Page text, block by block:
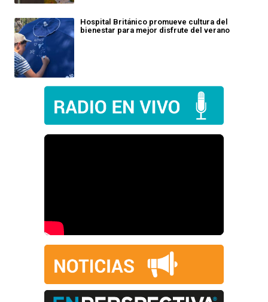
Hospital Británico promueve cultura del
bienestar para mejor disfrute del verano